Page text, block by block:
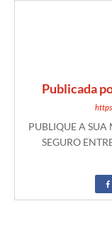
Publicada
PUBLIQUE A SUA
SEGURO